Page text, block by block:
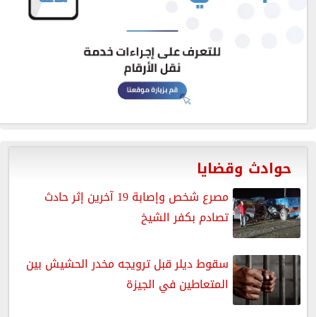
حوادث وقضايا
مصرع شخص وإصابة 19 آخرين إثر حادث
تصادم بكفر الشيخ
سقوط ديلر قبل ترويجه مخدر الحشيش بين
المتعاطين في الجيزة